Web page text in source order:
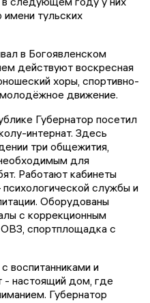
тульских
в Богоявленском
действуют воскресная
хоры, спортивно-
движение.
Губернатор посетил
интернат. Здесь
три общежития,
для
Работают кабинеты
службы и
Оборудованы
с коррекционным
спортплощадка с
воспитанниками и
- настоящий дом, где
Губернатор